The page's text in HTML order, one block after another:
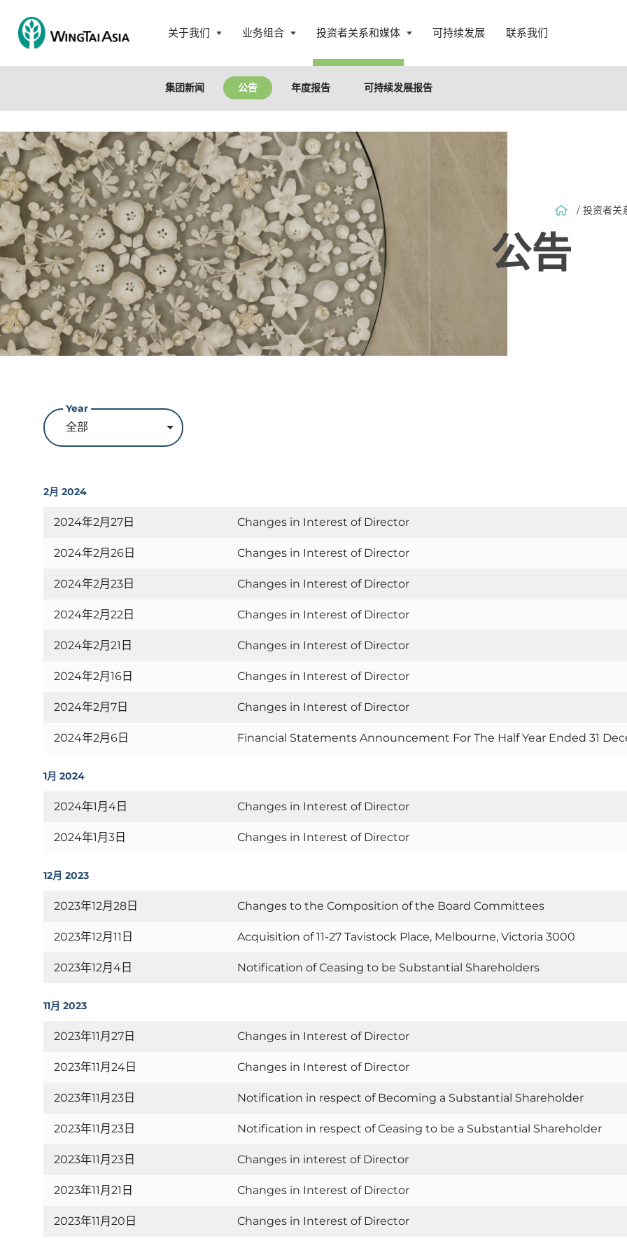
泰
有
限
公
司
关于我们
开
菜
单
业务组合
开
菜
投资者关系和媒体
开
菜
可持续发展 联系我们
集团新闻 公告 年度报告 可持续发展报告
/ 投资者关
公告
Year
2月 2024
2024年2月27日 Changes in Interest of Director
2024年2月26日 Changes in Interest of Director
2024年2月23日 Changes in Interest of Director
2024年2月22日 Changes in Interest of Director
2024年2月21日 Changes in Interest of Director
2024年2月16日 Changes in Interest of Director
2024年2月7日 Changes in Interest of Director
2024年2月6日 Financial Statements Announcement For The Half Year Ended 31
1月 2024
2024年1月4日 Changes in Interest of Director
2024年1月3日 Changes in Interest of Director
12月 2023
2023年12月28日 Changes to the Composition of the Board Committees
2023年12月11日 Acquisition of 11-27 Tavistock Place, Melbourne, Victoria 3000
2023年12月4日 Notification of Ceasing to be Substantial Shareholders
11月 2023
2023年11月27日 Changes in Interest of Director
2023年11月24日 Changes in Interest of Director
2023年11月23日 Notification in respect of Becoming a Substantial Shareholder
2023年11月23日 Notification in respect of Ceasing to be a Substantial Shareholder
2023年11月23日 Changes in interest of Director
2023年11月21日 Changes in Interest of Director
2023年11月20日 Changes in Interest of Director